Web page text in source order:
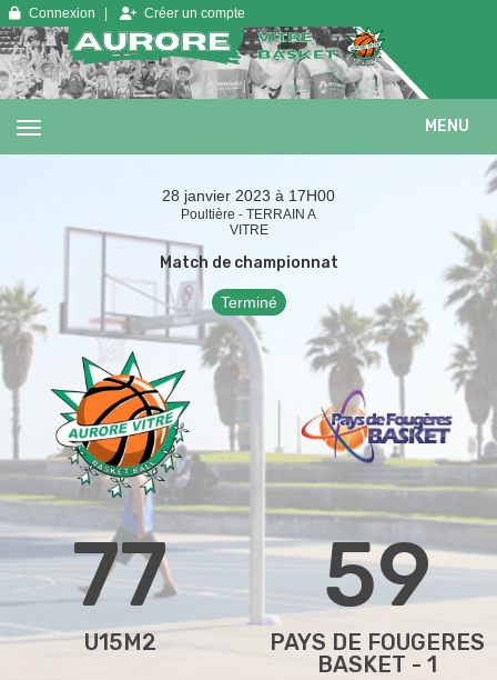
Connexion Créer un compte
MENU
28 janvier 2023 à 17H00
Poultière - TERRAIN A
VITRE
Match de championnat
Terminé
77 59
U15M2
PAYS DE FOUGERES
BASKET - 1
Panneau de gestion des cookies